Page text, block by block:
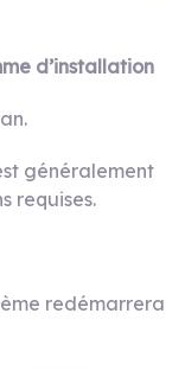
d’installation
généralement
requises.
redémarrera